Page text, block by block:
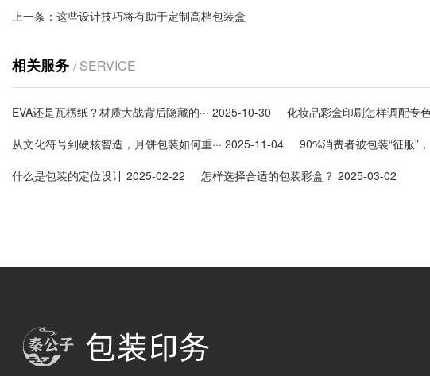
上一条： 这些设计技巧将有助于定制高档包装盒
相关服务 / SERVICE
EVA还是瓦楞纸？材质大战背后隐藏的··· 2025-10-30 化妆品彩盒印刷怎样调配专
从文化符号到硬核智造，月饼包装如何重··· 2025-11-04 90%消费者被包装“征服”，
什么是包装的定位设计 2025-02-22 怎样选择合适的包装彩盒？ 2025-03-02